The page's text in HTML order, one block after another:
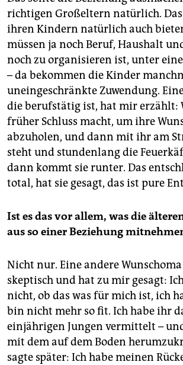
richtigen Großeltern natürlich.
ihren Kindern natürlich auch
müssen ja noch Beruf, Haushalt
noch zu organisieren ist, unter
– da bekommen die Kinder
uneingeschränkte Zuwendung.
die berufstätig ist, hat mir erzählt:
früher Schluss macht, um ihre
abzuholen, und dann mit ihr am
steht und stundenlang die
dann kommt sie runter. Das
total, hat sie gesagt, das ist pure
Ist es das vor allem, was die
aus so einer Beziehung
Nicht nur. Eine andere
skeptisch und hat zu mir gesagt:
nicht, ob das was für mich ist, ich
bin nicht mehr so fit. Ich habe ihr
einjährigen Jungen vermittelt –
mit dem auf dem Boden
sagte später: Ich habe meinen